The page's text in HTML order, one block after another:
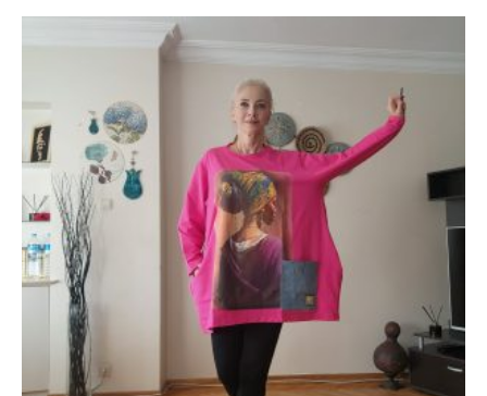
fazla
varyasyonu
var.
Seçenekler
ürün
sayfasından
seçilebilir